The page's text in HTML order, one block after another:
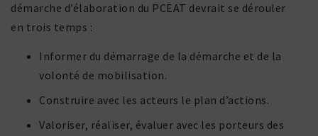
démarche d’élaboration du PCEAT devrait se dérouler
en trois temps :
Informer du démar­rage de la démarche et de la
volonté de mobilisation.
Construire avec les acteurs le plan d’actions.
Valoriser, réaliser, évaluer avec les porteurs des